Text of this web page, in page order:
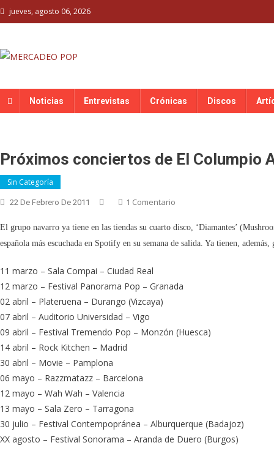
Skip
to
jueves, agosto 06, 2026
Noticias Entrevistas Crónicas Discos
Próximos conciertos de El Columpio
Sin Categoría
22 De Febrero De 2011 1 Comentario
Conciertos
De
Asesino
El grupo navarro ya tiene en las tiendas su cuarto disco, ‘Diamantes’
española más escuchada en Spotify en su semana de salida. Ya tienen,
11 marzo – Sala Compai – Ciudad Real
12 marzo – Festival Panorama Pop – Granada
02 abril – Plateruena – Durango (Vizcaya)
07 abril – Auditorio Universidad – Vigo
09 abril – Festival Tremendo Pop – Monzón (Huesca)
14 abril – Rock Kitchen – Madrid
30 abril – Movie – Pamplona
06 mayo – Razzmatazz – Barcelona
12 mayo – Wah Wah – Valencia
13 mayo – Sala Zero – Tarragona
30 julio – Festival Contempopránea – Alburquerque (Badajoz)
XX agosto – Festival Sonorama – Aranda de Duero (Burgos)